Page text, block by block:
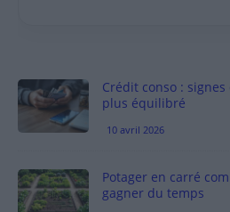
Crédit conso :
plus équilibré
10 avril 2026
Potager en carré
gagner du temps